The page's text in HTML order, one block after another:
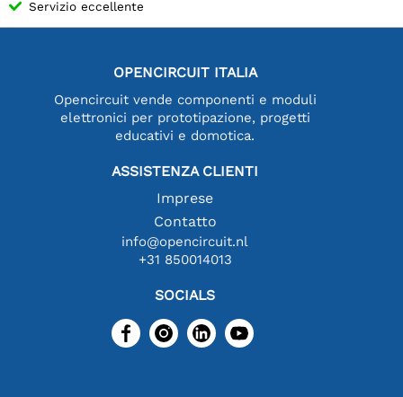
Servizio eccellente
OPENCIRCUIT ITALIA
Opencircuit vende componenti e moduli
elettronici per prototipazione, progetti
educativi e domotica.
ASSISTENZA CLIENTI
Imprese
Contatto
info@opencircuit.nl
+31 850014013
SOCIALS